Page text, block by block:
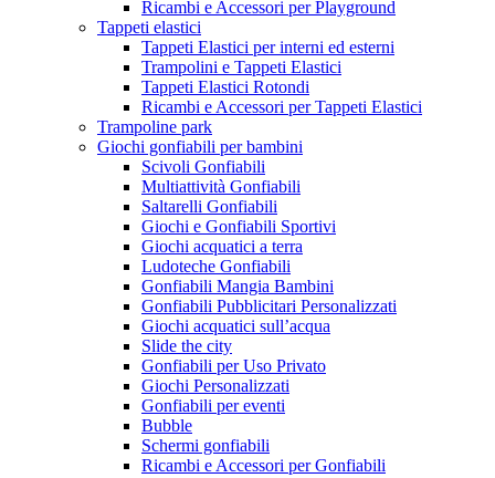
Ricambi e Accessori per Playground
Tappeti elastici
Tappeti Elastici per interni ed esterni
Trampolini e Tappeti Elastici
Tappeti Elastici Rotondi
Ricambi e Accessori per Tappeti Elastici
Trampoline park
Giochi gonfiabili per bambini
Scivoli Gonfiabili
Multiattività Gonfiabili
Saltarelli Gonfiabili
Giochi e Gonfiabili Sportivi
Giochi acquatici a terra
Ludoteche Gonfiabili
Gonfiabili Mangia Bambini
Gonfiabili Pubblicitari Personalizzati
Giochi acquatici sull’acqua
Slide the city
Gonfiabili per Uso Privato
Giochi Personalizzati
Gonfiabili per eventi
Bubble
Schermi gonfiabili
Ricambi e Accessori per Gonfiabili